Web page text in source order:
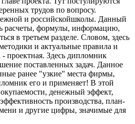
трудов по вопросу.
и российскойшколы. Данный
расчеты, формулы, информацию,
в третьем разделе. Словом, здесь
и актуальные правила и
- проектная. Здесь дипломник
поставленных задач. Данное
ранее "узкие" места фирмы,
его и применяет! В этой
денежный эффект,
производства, план-
и другие цифры, значимые для